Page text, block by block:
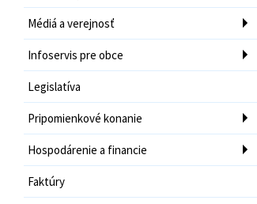
Médiá a verejnosť
Infoservis pre obce
Legislatíva
Pripomienkové konanie
Hospodárenie a financie
Faktúry